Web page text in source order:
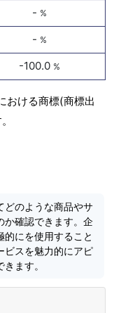
- %
- %
-100.0 %
おける商標(商標出
どのような商品やサ
か確認できます。企
にを使用すること
ビスを魅力的にアピ
ます。